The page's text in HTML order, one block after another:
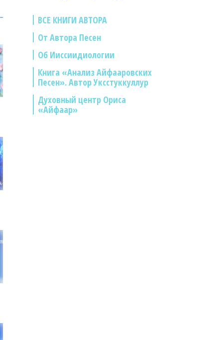
ВСЕ КНИГИ АВТОРА
От Автора Песен
Об Ииссиидиологии
Книга «Анализ Айфааровских
Песен». Автор Уксстуккуллур
Духовный центр Ориса
«Айфаар»